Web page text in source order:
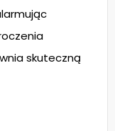
skuteczną